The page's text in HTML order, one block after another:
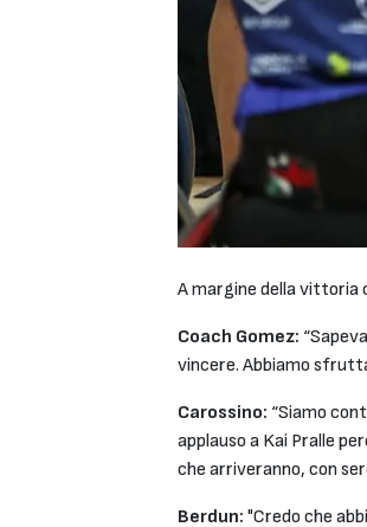
A margine della vittoria
Coach Gomez:
vincere. Abbiamo
Carossino: “Siamo
applauso a Kai Pralle
che arriveranno, con
Berdun: "Credo che